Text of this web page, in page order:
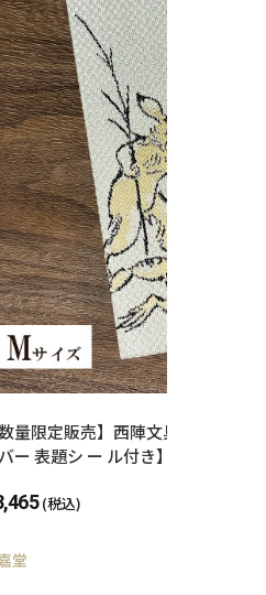
数量限定販売】西陣文具 西陣織 御
ー 表題シ ー ル付き】 Mサイズ
(税込)
堂